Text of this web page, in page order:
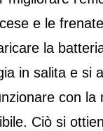
e le
la
in salita e si
con la
Ciò si